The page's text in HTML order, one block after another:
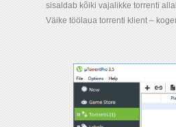
sisaldab kõiki vajalikke torrenti
Väike töölaua torrenti klient –